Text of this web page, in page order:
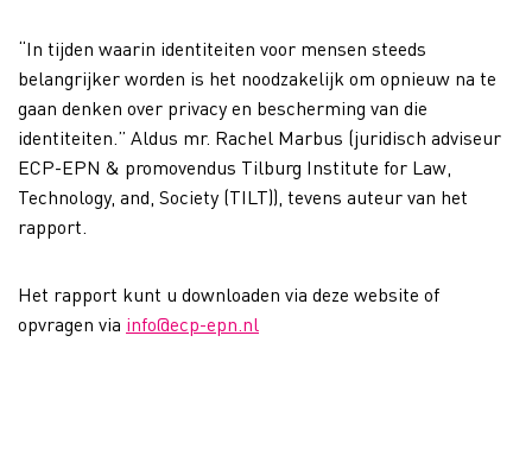
“In tijden waarin identiteiten voor mensen steeds
belangrijker worden is het noodzakelijk om opnieuw na te
gaan denken over privacy en bescherming van die
identiteiten.” Aldus mr. Rachel Marbus (juridisch adviseur
ECP-EPN & promovendus Tilburg Institute for Law,
Technology, and, Society (TILT)), tevens auteur van het
rapport.
Het rapport kunt u downloaden via deze website of
opvragen via info@ecp-epn.nl